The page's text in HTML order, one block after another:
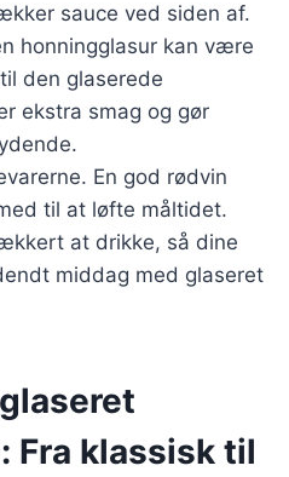
sauce ved siden af.
honningglasur kan være
den glaserede
ekstra smag og gør
En god rødvin
til at løfte måltidet.
at drikke, så dine
middag med glaseret
Fra klassisk til